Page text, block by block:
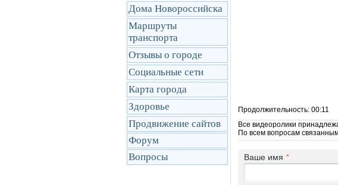
Дома Новороссийска
Маршруты
транcпорта
Отзывы о городе
Социальные сети
Карта города
Здоровье
Продвижение сайтов
Форум
Вопросы
Продолжительность: 00:11
Все видеоролики
По всем вопросам
Ваше имя *